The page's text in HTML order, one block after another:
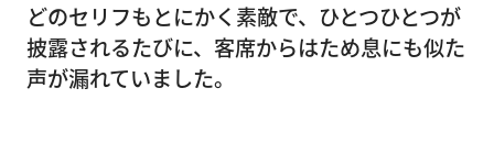
どのセリフもとにかく素敵で、ひとつひとつが
披露されるたびに、客席からはため息にも似た
声が漏れていました。